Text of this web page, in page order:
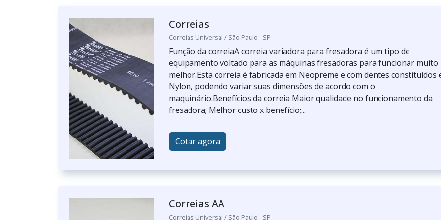
Correias
Correias Universal / São Paulo - SP
Função da correiaA correia variadora para fresadora é um tipo de
equipamento voltado para as máquinas fresadoras para funcionar muito
melhor.Esta correia é fabricada em Neopreme e com dentes constituídos
Nylon, podendo variar suas dimensões de acordo com o
maquinário.Benefícios da correia Maior qualidade no funcionamento da
fresadora; Melhor custo x benefício;...
Cotar agora
Correias AA
Correias Universal / São Paulo - SP